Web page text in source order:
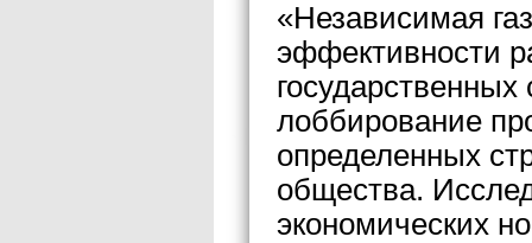
«Независимая
эффективности
государственных
лоббирование
определенных
общества.
экономических